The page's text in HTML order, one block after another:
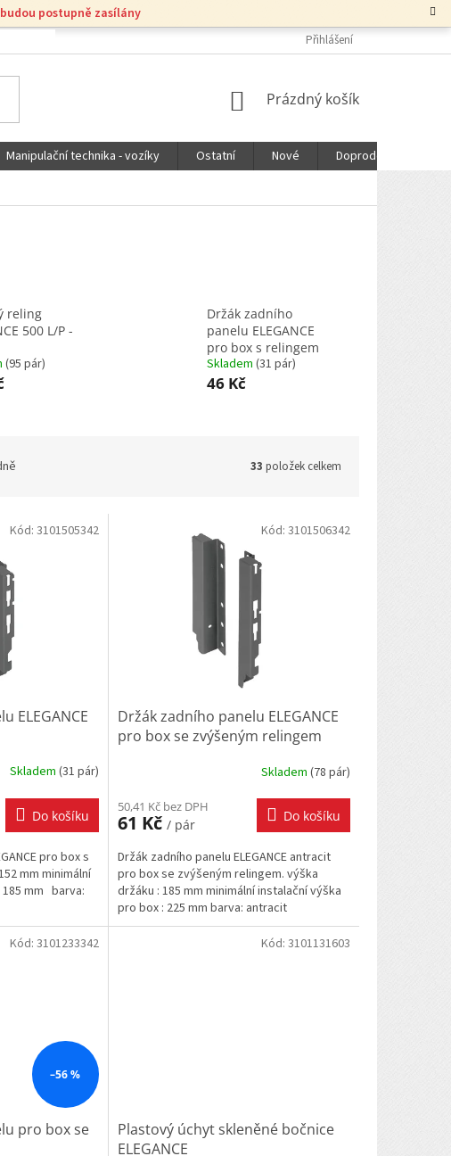
postupně zasílány
Přihlášení
NÁKUPNÍ
Prázdný košík
Manipulační technika - vozíky Ostatní Nové Doprodej
reling
500 L/P -
(95 pár)
Držák zadního
panelu ELEGANCE
pro box s relingem
Skladem (31 pár)
46 Kč
33 položek celkem
ELEGANCE
Skladem (31 pár)
Do košíku
pro box s
mm minimální
mm barva:
Kód: 3101505342
Držák zadního panelu ELEGANCE
pro box se zvýšeným relingem
Skladem (78 pár)
50,41 Kč bez DPH
61 Kč / pár
Do košíku
Držák zadního panelu ELEGANCE antracit
pro box se zvýšeným relingem. výška
držáku : 185 mm minimální instalační výška
pro box : 225 mm barva: antracit
Kód: 3101506342
–56 %
pro box se
Kód: 3101233342
Plastový úchyt skleněné bočnice
ELEGANCE
Kód: 3101131603